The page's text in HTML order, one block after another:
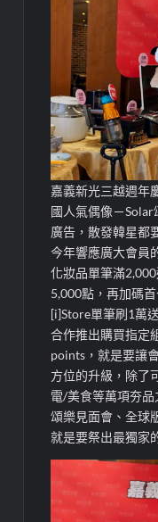
嘉義新光三越週年
國人氣偶像－
廣告，散發韓星都
今年響應廣大會員
化妝品單筆滿2,000
5,000點 ，再加碼
[i]Store單筆刷1萬
合作推出購買指定
points ，就是要讓
方位的升級，除了
電/美食等萬項夯
頌樂見面會 、全球
就是要祭出最獨家